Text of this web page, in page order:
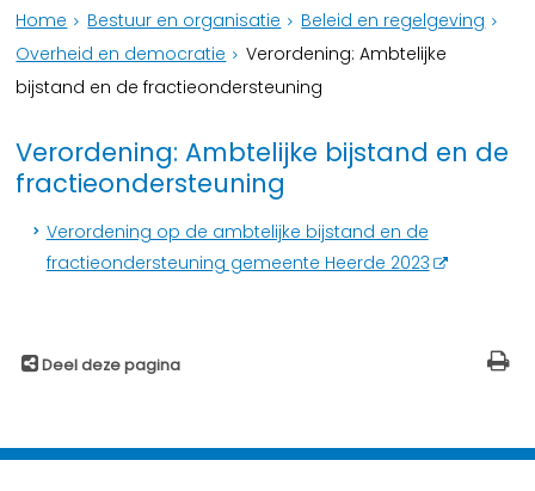
Home Bestuur en organisatie
Beleid en regelgeving
Overheid en democratie
Verordening: Ambtelijke
bijstand en de fractieondersteuning
Verordening: Ambtelijke bijstand en de
fractieondersteuning
Verordening op de ambtelijke bijstand en de
fractieondersteuning gemeente Heerde 2023
Deel deze pagina